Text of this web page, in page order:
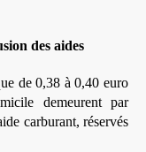
des aides
de 0,38 à 0,40 euro
demeurent par
carburant, réservés